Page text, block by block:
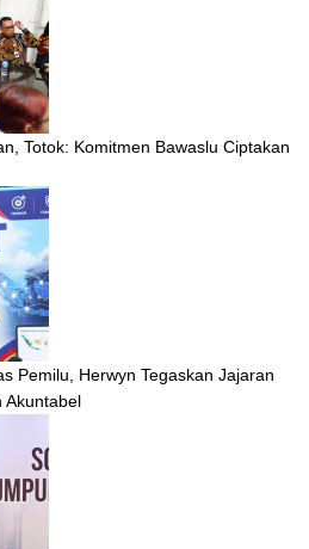
Totok: Komitmen Bawaslu Ciptakan
Pemilu, Herwyn Tegaskan Jajaran
Akuntabel